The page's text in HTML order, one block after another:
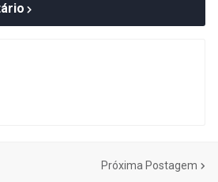
Próxima Postagem